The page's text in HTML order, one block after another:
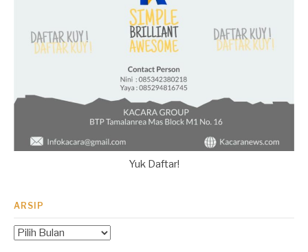
Yuk Daftar!
ARSIP
Arsip